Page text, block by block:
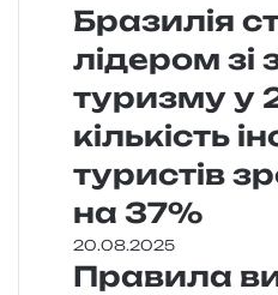
Бразилія
лідером зі
туризму у
кількість
туристів
на 37%
20.08.2025
Правила